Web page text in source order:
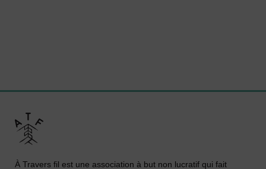
À Travers fil est une association à but non lucratif qui fait